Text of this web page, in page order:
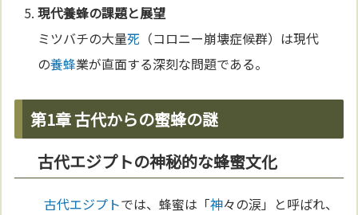
現代養蜂の課題と展望
ミツバチの大量死 （コロニー崩壊症候群）は現代
の養蜂業が直面する深刻な問題である。
第1章 古代からの蜜蜂の謎
古代エジプトの神秘的な蜂蜜文化
古代エジプトでは、蜂蜜は「神々の涙」と呼ばれ、